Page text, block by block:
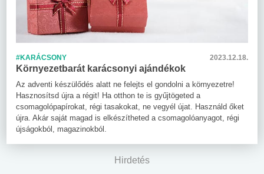
#KARÁCSONY 2023.12.18.
Környezetbarát karácsonyi ajándékok
Az adventi készülődés alatt ne felejts el gondolni a környezetre!
Hasznosítsd újra a régit! Ha otthon te is gyűjtögeted a
csomagolópapírokat, régi tasakokat, ne vegyél újat. Használd őket
újra. Akár saját magad is elkészítheted a csomagolóanyagot, régi
újságokból, magazinokból.
Hirdetés